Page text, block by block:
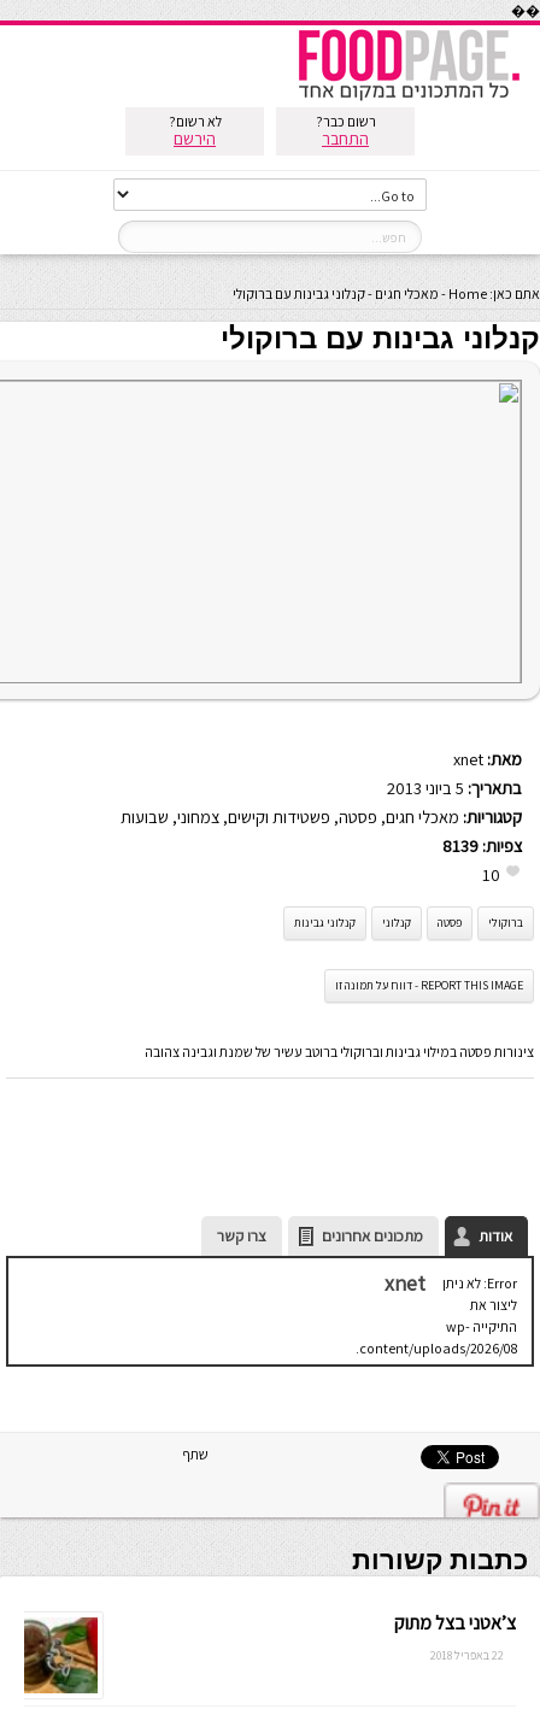
��
רשום כבר?
התחבר
לא רשום?
הירשם
אתם כאן: Home
- מאכלי חגים -קנלוני גבינות עם ברוקולי
קנלוני גבינות עם ברוקולי
מאת: xnet
בתאריך:
קטגוריות: מאכלי חגים, פסטה, פשטידות וקישים, צמחוני, שבועות
צפיות: 8139
10
ברוקולי פסטה קנלוני קנלוני גבינות
REPORT THIS IMAGE - דווח על תמונה זו
צינורות פסטה במילוי גבינות וברוקולי ברוטב עשיר של שמנת וגבינה צהובה
אודות מתכונים אחרונים צרו קשר
Error: לא ניתן
ליצור את
התיקייה wp-
content/uploads/2026/08.
יש לבדוק
xnet
שתף
כתבות קשורות
צ’אטני בצל מתוק
22 באפריל 2018